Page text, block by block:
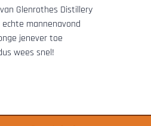
Glenrothes Distillery
mannenavond
jenever toe
wees snel!